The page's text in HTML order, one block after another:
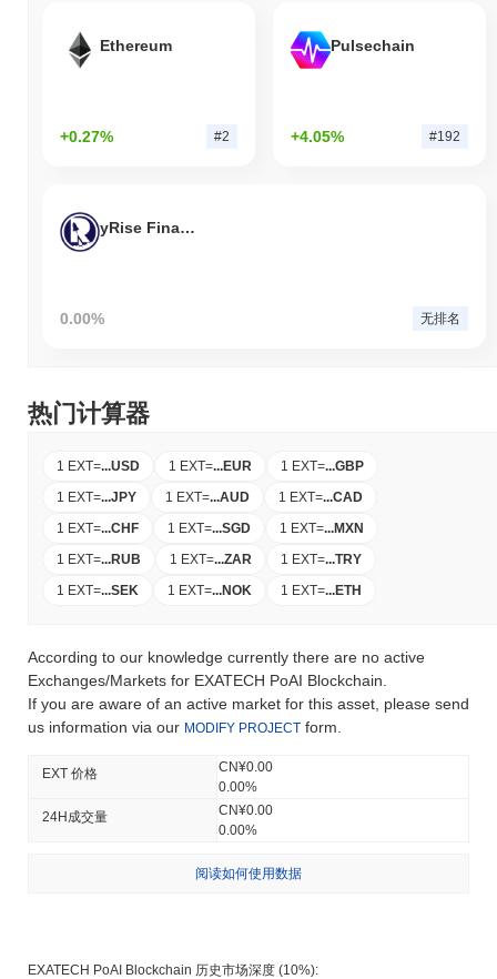
Ethereum
+0.27% #2
Pulsechain
+4.05% #192
yRise Finance
0.00% 无排名
热门计算器
1 EXT=...USD 1 EXT=...EUR 1 EXT=...GBP
1 EXT=...JPY 1 EXT=...AUD 1 EXT=...CAD
1 EXT=...CHF 1 EXT=...SGD 1 EXT=...MXN
1 EXT=...RUB 1 EXT=...ZAR 1 EXT=...TRY
1 EXT=...SEK 1 EXT=...NOK 1 EXT=...ETH
According to our knowledge currently there are no active
Exchanges/Markets for EXATECH PoAI Blockchain.
If you are aware of an active market for this asset, please send
us information via our MODIFY PROJECT form.
EXT 价格
CN¥0.00
0.00%
24H成交量
CN¥0.00
0.00%
阅读如何使用数据
EXATECH PoAI Blockchain 历史市场深度 (10%):